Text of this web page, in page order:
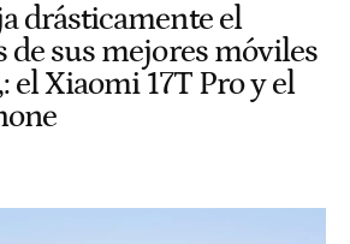
drásticamente el
de sus mejores móviles
el Xiaomi 17T Pro y el